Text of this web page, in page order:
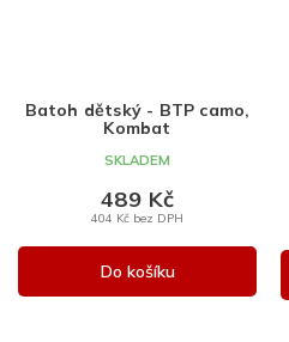
Batoh dětský - BTP camo,
Kombat
SKLADEM
404 Kč bez DPH
489 Kč
Do košíku